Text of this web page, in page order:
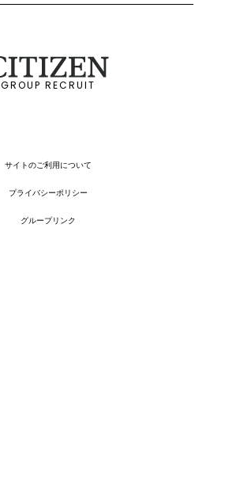
GROUP RECRUIT
サイトのご利用について
プライバシーポリシー
グループリンク